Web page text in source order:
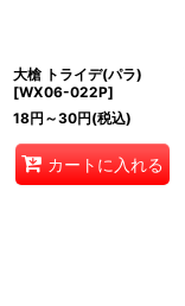
大槍 トライデ(パラ)
[WX06-022P]
18円 ～30円(税込)
カートに入れる